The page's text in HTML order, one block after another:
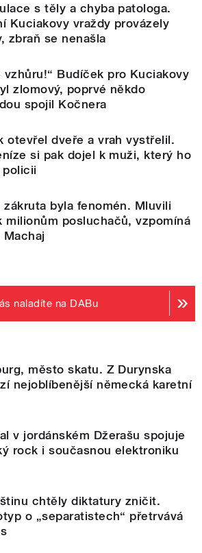
s těly a chyba patologa.
Kuciakovy vraždy provázely
zbraň se nenašla
vzhůru!“ Budíček pro Kuciakovy
zlomový, poprvé někdo
spojil Kočnera
otevřel dveře a vrah vystřelil.
si pak dojel k muži, který ho
policii
zákruta byla fenomén. Mluvili
milionům posluchačů, vzpomíná
Machaj
naladíte na DABu
město skatu. Z Durynska
nejoblíbenější německá karetní
v jordánském Džerašu spojuje
rock i současnou elektroniku
chtěly diktatury zničit.
o „separatistech“ přetrvává